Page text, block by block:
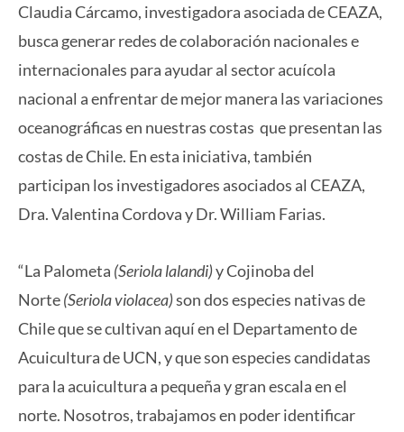
Claudia Cárcamo, investigadora asociada de CEAZA,
busca generar redes de colaboración nacionales e
internacionales para ayudar al sector acuícola
nacional a enfrentar de mejor manera las variaciones
oceanográficas en nuestras costas que presentan las
costas de Chile. En esta iniciativa, también
participan los investigadores asociados al CEAZA,
Dra. Valentina Cordova y Dr. William Farias.
“La Palometa (Seriola lalandi)y Cojinoba del
Norte(Seriola violacea)son dos especies nativas de
Chile que se cultivan aquí en el Departamento de
Acuicultura de UCN, y que son especies candidatas
para la acuicultura a pequeña y gran escala en el
norte. Nosotros, trabajamos en poder identificar